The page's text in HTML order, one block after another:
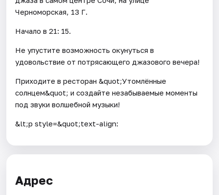
Черноморская, 13 Г.
Начало в 21: 15.
Не упустите возможность окунуться в
удовольствие от потрясающего джазового вечера!
Приходите в ресторан &quot;Утомлённые
солнцем&quot; и создайте незабываемые моменты
под звуки волшебной музыки!
&lt;p style=&quot;text-align:
Адрес